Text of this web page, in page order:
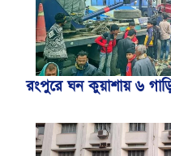
রংপুরে ঘন কুয়াশায় ৬